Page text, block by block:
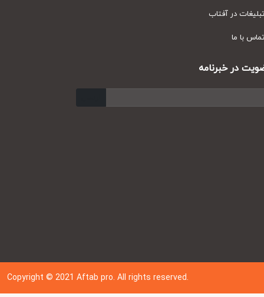
در آفتاب
با ما
در خبرنامه
Copyright © 202 1Aftab pro. All rights reserved.